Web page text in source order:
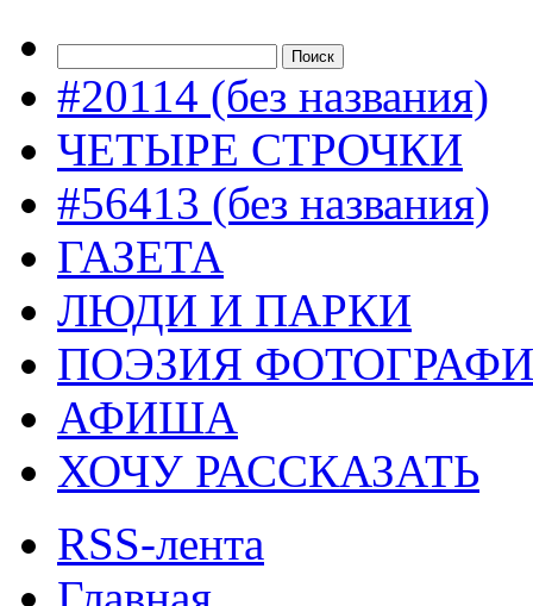
#20114 (без названия)
ЧЕТЫРЕ СТРОЧКИ
#56413 (без названия)
ГАЗЕТА
ЛЮДИ И ПАРКИ
ПОЭЗИЯ
АФИША
ХОЧУ РАССКАЗАТЬ
RSS-лента